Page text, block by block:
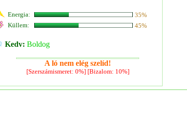
Energia:
35%
Küllem:
45%
Kedv: Boldog
A ló nem elég szelíd!
[Szerszámismeret: 0%] [Bizalom: 10%]